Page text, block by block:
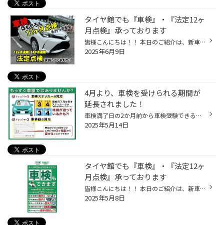
タイヤ館でも『車検』・『法定12ヶ
月点検』承っております
皆様こんにちは！！ 本日のご紹介は、新車ですと 3年、それ以外の一般自家用車で、2年毎の行事。。。 『車検』 そして、意外と忘れがちな、１年に１回の『法定12ヶ月点検』 当店で受付し、提携の整備工場で実施しています。 お車でご来店いただければ、概算のお見積りもできます。 車検は、満了日の...
2025年6月9日
4月より、車検を受けられる期間が
延長されました！
車検満了日の2か月前から車検受験できるようになったことご存知ですか？ 2025年4月より、道路運送車両法施行規則等が改正され 「車検証の有効期間満了日の2ヵ月前から満了日までの間」に車検を受けても、 残存する有効期限が失われないことになったということで、 車検が非常に込み合う時期を避けた...
2025年5月14日
タイヤ館でも『車検』・『法定12ヶ
月点検』承っております
皆様こんにちは！！ 本日のご紹介は、新車ですと 3年、それ以外の一般自家用車で、2年毎の行事。。。 『車検』 そして、意外と忘れがちな、１年に１回の『法定12ヶ月点検』 当店で受付し、提携の整備工場で実施しています。 お車でご来店いただければ、概算のお見積りもできます。 車検は、満了日の...
2025年5月8日